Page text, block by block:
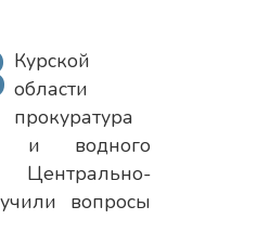
Курской
области
прокуратура
и водного
Центрально-
вопросы